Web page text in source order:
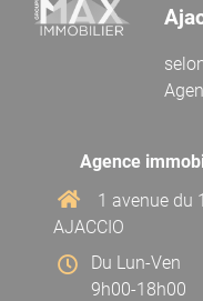
Agence
1 avenue du
AJACCIO
Du Lun-Ven
9h00-18h00